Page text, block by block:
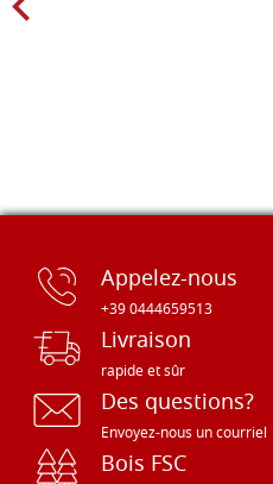
Appelez-nous
+39 0444659513
Livraison
rapide et sûr
Des questions?
Envoyez-nous un courriel
Bois FSC